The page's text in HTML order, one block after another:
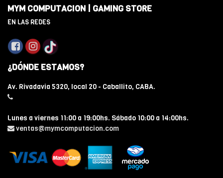
MYM COMPUTACION | GAMING STORE
EN LAS REDES
¿DÓNDE ESTAMOS?
Av. Rivadavia 5320, local 20 - Caballito, CABA.
Lunes a viernes 11:00 a 19:00hs. Sábado 10:00 a 14:00hs.
ventas@mymcomputacion.com